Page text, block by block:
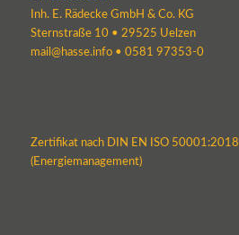
Inh. E. Rädecke GmbH & Co. KG
Sternstraße 10 • 29525 Uelzen
mail@hasse.info• 0581 97353-0
Zertifikat nach DIN EN ISO 50001:2018
(Energiemanagement)